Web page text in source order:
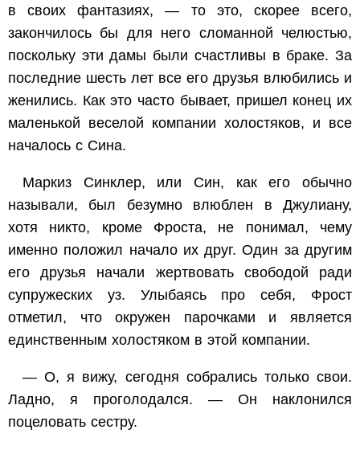
в своих фантазиях, — то это, скорее всего,
закончилось бы для него сломанной челюстью,
поскольку эти дамы были счастливы в браке. За
последние шесть лет все его друзья влюбились и
женились. Как это часто бывает, пришел конец их
маленькой веселой компании холостяков, и все
началось с Сина.
Маркиз Синклер, или Син, как его обычно
называли, был безумно влюблен в Джулиану,
хотя никто, кроме Фроста, не понимал, чему
именно положил начало их друг. Один за другим
его друзья начали жертвовать свободой ради
супружеских уз. Улыбаясь про себя, Фрост
отметил, что окружен парочками и является
единственным холостяком в этой компании.
— О, я вижу, сегодня собрались только свои.
Ладно, я проголодался. — Он наклонился
поцеловать сестру.